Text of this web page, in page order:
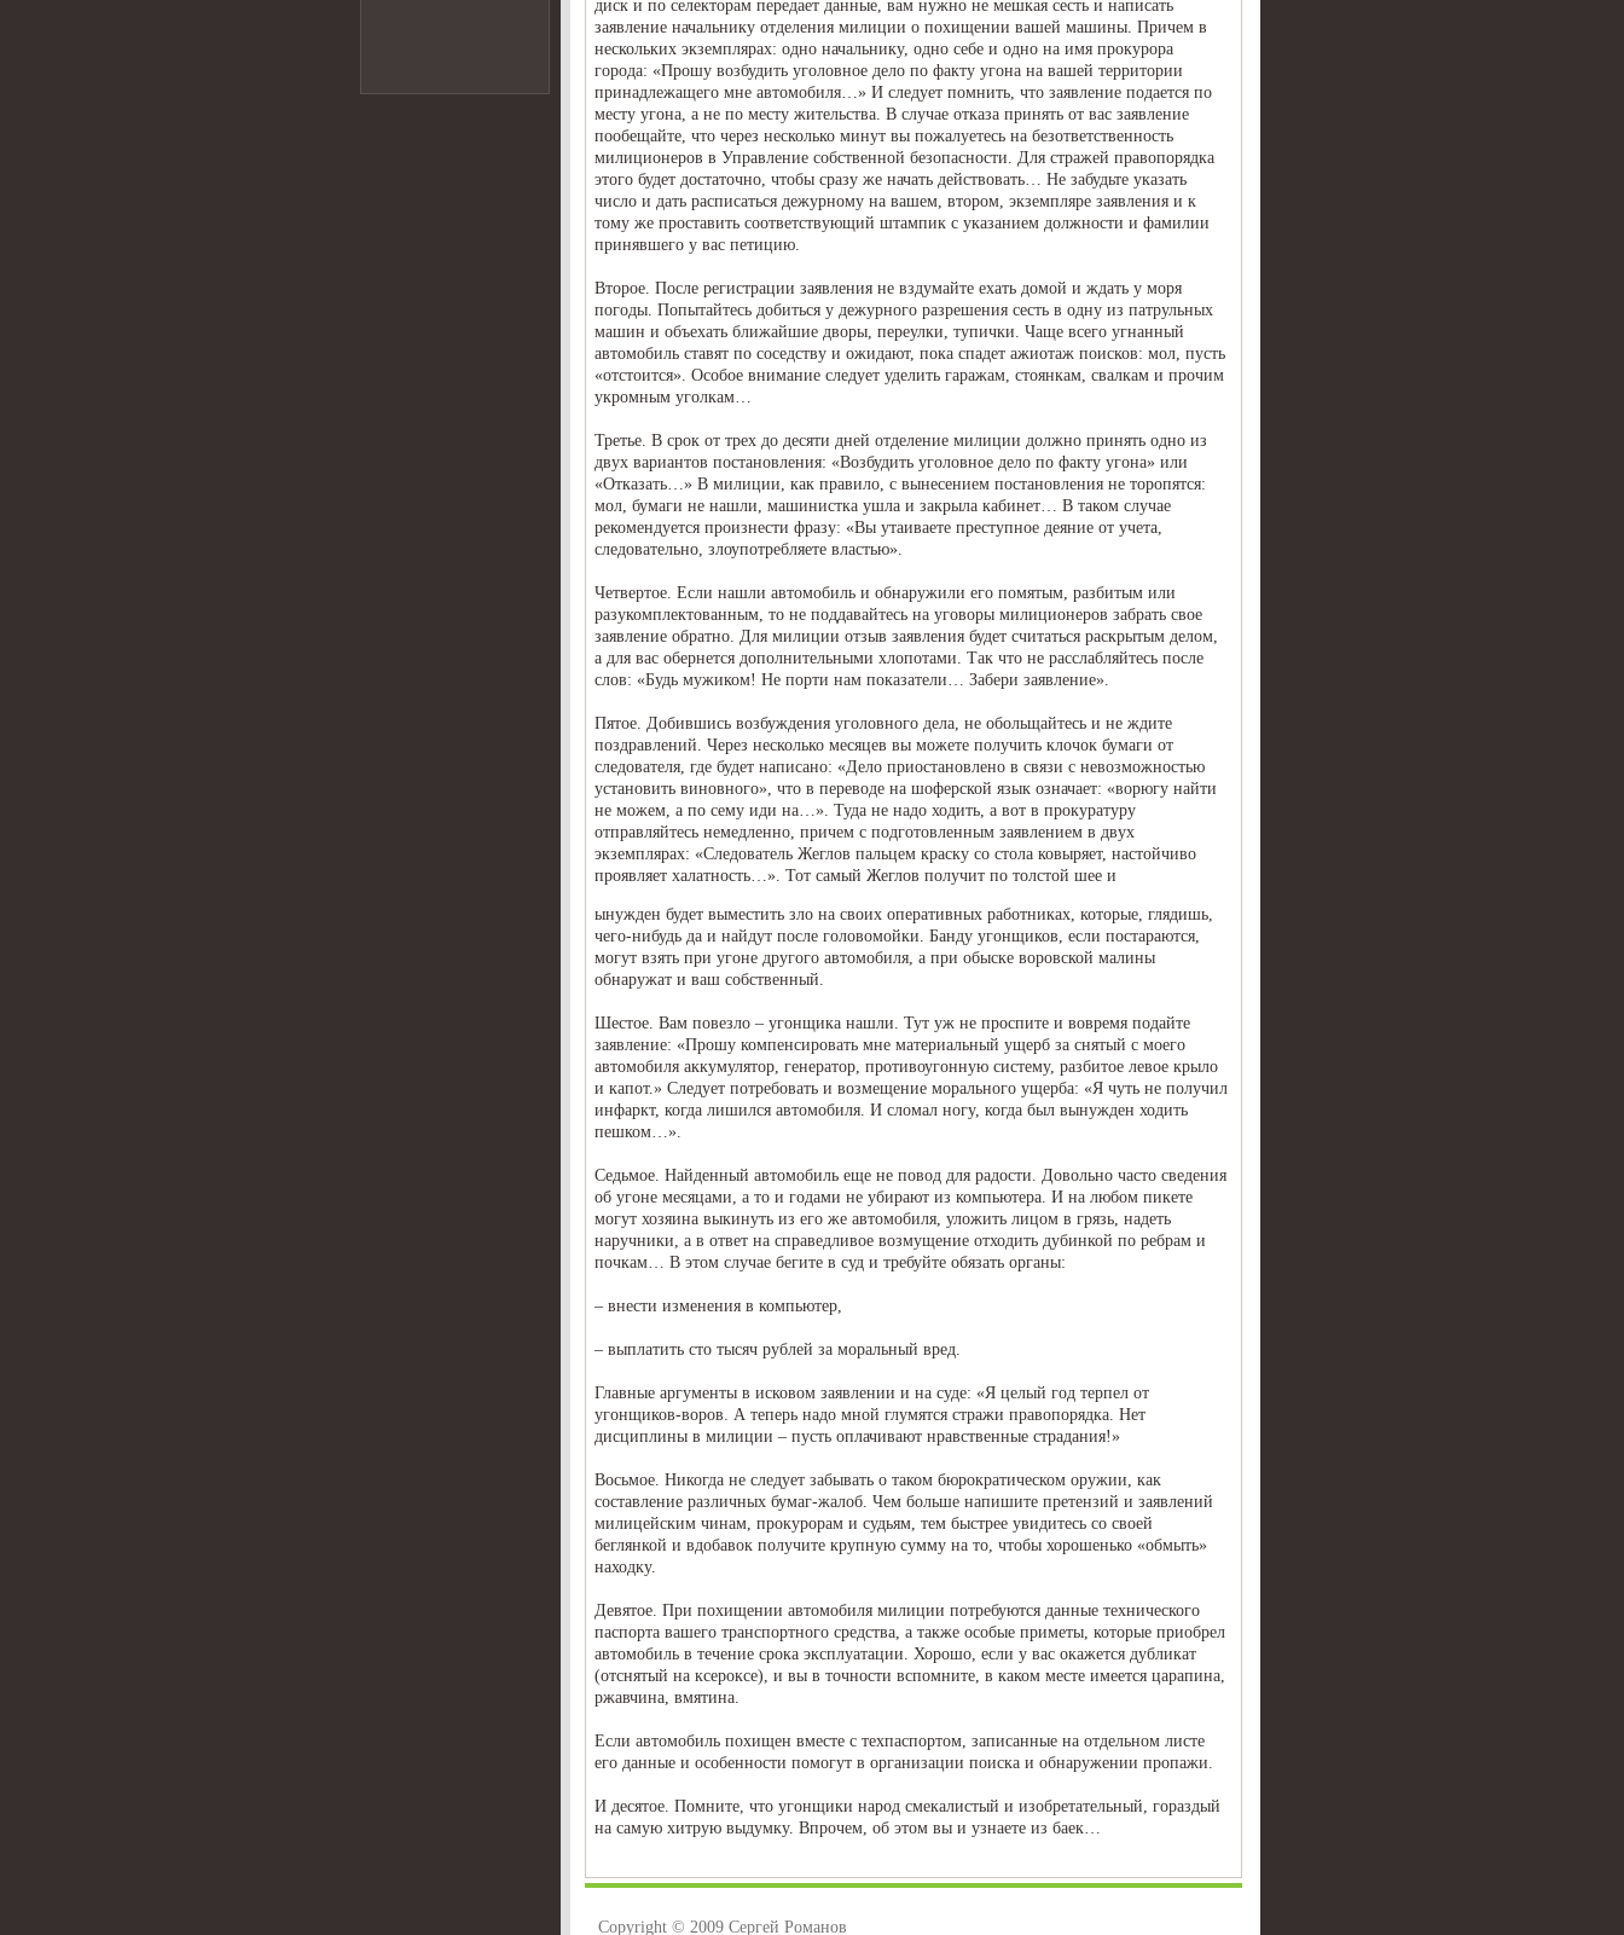
диск и по селекторам передает данные, вам нужно не мешкая сесть и написать
заявление начальнику отделения милиции о похищении вашей машины. Причем в
нескольких экземплярах: одно начальнику, одно себе и одно на имя прокурора
города: «Прошу возбудить уголовное дело по факту угона на вашей территории
принадлежащего мне автомобиля…» И следует помнить, что заявление подается по
месту угона, а не по месту жительства. В случае отказа принять от вас заявление
пообещайте, что через несколько минут вы пожалуетесь на безответственность
милиционеров в Управление собственной безопасности. Для стражей правопорядка
этого будет достаточно, чтобы сразу же начать действовать… Не забудьте указать
число и дать расписаться дежурному на вашем, втором, экземпляре заявления и к
тому же проставить соответствующий штампик с указанием должности и фамилии
принявшего у вас петицию.
Второе. После регистрации заявления не вздумайте ехать домой и ждать у моря
погоды. Попытайтесь добиться у дежурного разрешения сесть в одну из патрульных
машин и объехать ближайшие дворы, переулки, тупички. Чаще всего угнанный
автомобиль ставят по соседству и ожидают, пока спадет ажиотаж поисков: мол, пусть
«отстоится». Особое внимание следует уделить гаражам, стоянкам, свалкам и прочим
укромным уголкам…
Третье. В срок от трех до десяти дней отделение милиции должно принять одно из
двух вариантов постановления: «Возбудить уголовное дело по факту угона» или
«Отказать…» В милиции, как правило, с вынесением постановления не торопятся:
мол, бумаги не нашли, машинистка ушла и закрыла кабинет… В таком случае
рекомендуется произнести фразу: «Вы утаиваете преступное деяние от учета,
следовательно, злоупотребляете властью».
Четвертое. Если нашли автомобиль и обнаружили его помятым, разбитым или
разукомплектованным, то не поддавайтесь на уговоры милиционеров забрать свое
заявление обратно. Для милиции отзыв заявления будет считаться раскрытым делом,
а для вас обернется дополнительными хлопотами. Так что не расслабляйтесь после
слов: «Будь мужиком! Не порти нам показатели… Забери заявление».
Пятое. Добившись возбуждения уголовного дела, не обольщайтесь и не ждите
поздравлений. Через несколько месяцев вы можете получить клочок бумаги от
следователя, где будет написано: «Дело приостановлено в связи с невозможностью
установить виновного», что в переводе на шоферской язык означает: «ворюгу найти
не можем, а по сему иди на…». Туда не надо ходить, а вот в прокуратуру
отправляйтесь немедленно, причем с подготовленным заявлением в двух
экземплярах: «Следователь Жеглов пальцем краску со стола ковыряет, настойчиво
проявляет халатность…». Тот самый Жеглов получит по толстой шее и
ынужден будет выместить зло на своих оперативных работниках, которые, глядишь,
чего-нибудь да и найдут после головомойки. Банду угонщиков, если постараются,
могут взять при угоне другого автомобиля, а при обыске воровской малины
обнаружат и ваш собственный.
Шестое. Вам повезло – угонщика нашли. Тут уж не проспите и вовремя подайте
заявление: «Прошу компенсировать мне материальный ущерб за снятый с моего
автомобиля аккумулятор, генератор, противоугонную систему, разбитое левое крыло
и капот.» Следует потребовать и возмещение морального ущерба: «Я чуть не получил
инфаркт, когда лишился автомобиля. И сломал ногу, когда был вынужден ходить
пешком…».
Седьмое. Найденный автомобиль еще не повод для радости. Довольно часто сведения
об угоне месяцами, а то и годами не убирают из компьютера. И на любом пикете
могут хозяина выкинуть из его же автомобиля, уложить лицом в грязь, надеть
наручники, а в ответ на справедливое возмущение отходить дубинкой по ребрам и
почкам… В этом случае бегите в суд и требуйте обязать органы:
– внести изменения в компьютер,
– выплатить сто тысяч рублей за моральный вред.
Главные аргументы в исковом заявлении и на суде: «Я целый год терпел от
угонщиков-воров. А теперь надо мной глумятся стражи правопорядка. Нет
дисциплины в милиции – пусть оплачивают нравственные страдания!»
Восьмое. Никогда не следует забывать о таком бюрократическом оружии, как
составление различных бумаг-жалоб. Чем больше напишите претензий и заявлений
милицейским чинам, прокурорам и судьям, тем быстрее увидитесь со своей
беглянкой и вдобавок получите крупную сумму на то, чтобы хорошенько «обмыть»
находку.
Девятое. При похищении автомобиля милиции потребуются данные технического
паспорта вашего транспортного средства, а также особые приметы, которые приобрел
автомобиль в течение срока эксплуатации. Хорошо, если у вас окажется дубликат
(отснятый на ксероксе), и вы в точности вспомните, в каком месте имеется царапина,
ржавчина, вмятина.
Если автомобиль похищен вместе с техпаспортом, записанные на отдельном листе
его данные и особенности помогут в организации поиска и обнаружении пропажи.
И десятое. Помните, что угонщики народ смекалистый и изобретательный, гораздый
на самую хитрую выдумку. Впрочем, об этом вы и узнаете из баек…
Copyright © 2009 Сергей Романов